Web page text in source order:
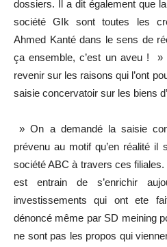
dossiers. Il a dit également que
société GIk sont toutes les
Ahmed Kanté dans le sens de
ça ensemble, c’est un aveu ! »
revenir sur les raisons qui l’ont
saisie concervatoir sur les biens
» On a demandé la saisie
prévenu au motif qu’en réalité il
société ABC à travers ces filiales.
est entrain de s’enrichir
investissements qui ont ete
dénoncé même par SD meining
ne sont pas les propos qui